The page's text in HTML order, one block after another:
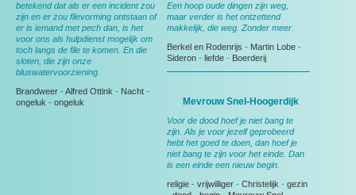
betekend dat als er een incident zou
zijn en er zou filevorming ontstaan of
er is iemand met pech dan, is het
voor ons als hulpdienst mogelijk om
toch langs de file te komen. En die
sloten, die zijn onze
bluswatervoorziening.
Brandweer - Alfred Ottink - Nacht -
ongeluk - ongeluk
Een hoop oude dingen zijn weg,
maar verder is het ontzettend
makkelijk, die weg. Zonder meer.
Berkel en Rodenrijs - Martin Lobe -
Sideron - liefde - Boerderij
Mevrouw Snel-Hoogerdijk
Voor de dood hoef je niet bang te
zijn. Als je voor jezelf geprobeerd
hebt het goed te doen, dan hoef je
niet bang te zijn voor het einde. Dan
is een einde een nieuw begin.
religie - vrijwilliger - Christelijk - gezin